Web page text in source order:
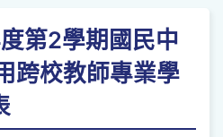
第2學期國民中
跨校教師專業學